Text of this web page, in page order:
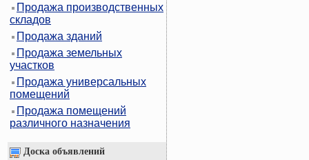
Продажа производственных
складов
Продажа зданий
Продажа земельных
участков
Продажа универсальных
помещений
Продажа помещений
различного назначения
Доска объявлений